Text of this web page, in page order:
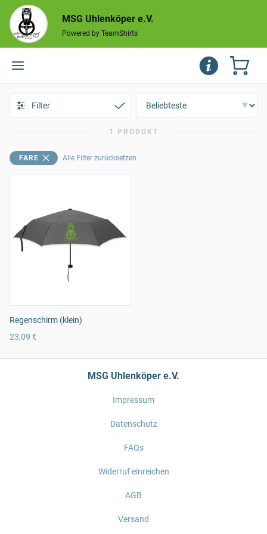
MSG Uhlenköper e.V.
Powered by TeamShirts
Filter
1 PRODUKT
FARE Alle Filter zurücksetzen
Regenschirm (klein)
23,09 €
MSG Uhlenköper e.V.
Impressum
Datenschutz
FAQs
Widerruf einreichen
AGB
Versand